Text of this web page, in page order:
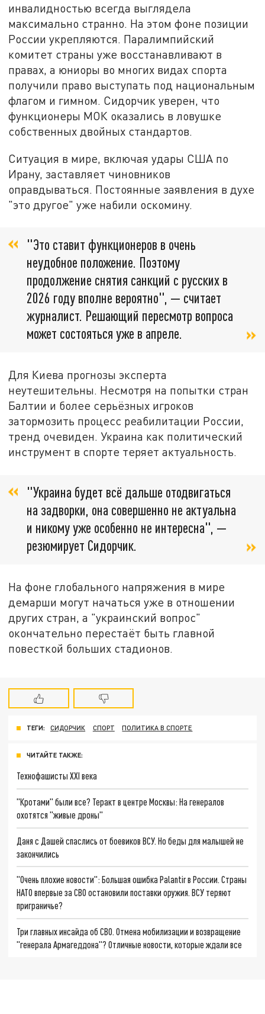
инвалидностью всегда выглядела
максимально странно. На этом фоне позиции
России укрепляются. Паралимпийский
комитет страны уже восстанавливают в
правах, а юниоры во многих видах спорта
получили право выступать под национальным
флагом и гимном. Сидорчик уверен, что
функционеры МОК оказались в ловушке
собственных двойных стандартов.
Ситуация в мире, включая удары США по
Ирану, заставляет чиновников
оправдываться. Постоянные заявления в духе
"это другое" уже набили оскомину.
"Это ставит функционеров в очень
неудобное положение. Поэтому
продолжение снятия санкций с русских в
2026 году вполне вероятно", — считает
журналист. Решающий пересмотр вопроса
может состояться уже в апреле.
Для Киева прогнозы эксперта
неутешительны. Несмотря на попытки стран
Балтии и более серьёзных игроков
затормозить процесс реабилитации России,
тренд очевиден. Украина как политический
инструмент в спорте теряет актуальность.
"Украина будет всё дальше отодвигаться
на задворки, она совершенно не актуальна
и никому уже особенно не интересна", —
резюмирует Сидорчик.
На фоне глобального напряжения в мире
демарши могут начаться уже в отношении
других стран, а "украинский вопрос"
окончательно перестаёт быть главной
повесткой больших стадионов.
ТЕГИ: СИДОРЧИК СПОРТ ПОЛИТИКА В СПОРТЕ
ЧИТАЙТЕ ТАКЖЕ:
Технофашисты XXI века
"Кротами" были все? Теракт в центре Москвы: На генералов
охотятся "живые дроны"
Даня с Дашей спаслись от боевиков ВСУ. Но беды для малышей не
закончились
"Очень плохие новости": Большая ошибка Palantir в России. Страны
НАТО впервые за СВО остановили поставки оружия. ВСУ теряют
приграничье?
Три главных инсайда об СВО. Отмена мобилизации и возвращение
"генерала Армагеддона"? Отличные новости, которые ждали все